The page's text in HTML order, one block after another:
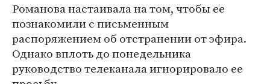
Романова настаивала на том, чтобы ее
познакомили с письменным
распоряжением об отстранении от эфира.
Однако вплоть до понедельника
руководство телеканала игнорировало ее